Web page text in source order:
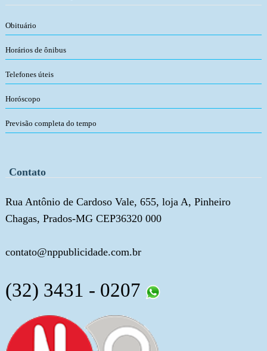
Obituário
Horários de ônibus
Telefones úteis
Horóscopo
Previsão completa do tempo
Contato
Rua Antônio de Cardoso Vale, 655, loja A, Pinheiro
Chagas, Prados-MG CEP36320 000
contato@nppublicidade.com.br
(32) 3431 - 0207